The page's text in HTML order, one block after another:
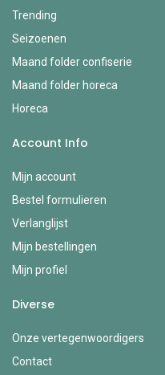
Trending
Seizoenen
Maand folder confiserie
Maand folder horeca
Horeca
Account Info
Mijn account
Bestel formulieren
Verlanglijst
Mijn bestellingen
Mijn profiel
Diverse
Onze vertegenwoordigers
Contact